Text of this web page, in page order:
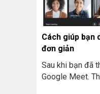
dính logo
Cách giúp bạn
đơn giản
Sau khi bạn đã
Google Meet.